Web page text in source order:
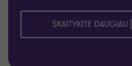
SKAITYKITE